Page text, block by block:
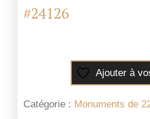
#24126
Ajouter à
Catégorie : Monuments de